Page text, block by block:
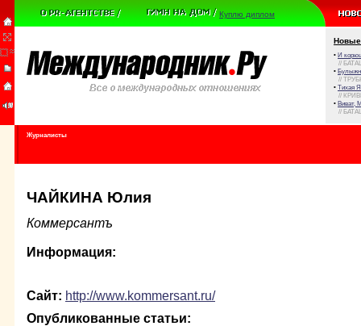
Куплю диплом
Новые
• И
//
•
//
• Тихая
//
• Виват,
//
Журналисты
ЧАЙКИНА Юлия
Коммерсантъ
Информация:
Сайт: http://www.kommersant.ru/
Опубликованные статьи: